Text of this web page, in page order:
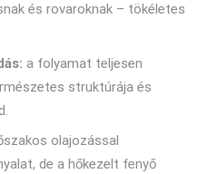
és rovaroknak – tökéletes
a folyamat teljesen
struktúrája és
olajozással
de a hőkezelt fenyő